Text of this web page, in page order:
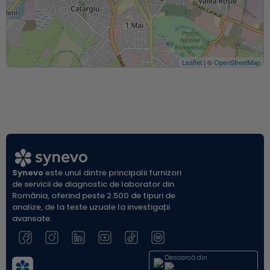
Leaflet| ©OpenStreetMap
Synevoeste unul dintre principalii furnizori
de servicii de diagnostic de laborator din
România, oferind peste 2.500 de tipuri de
analize, de la teste uzuale la investigații
avansate.
Descarcă din